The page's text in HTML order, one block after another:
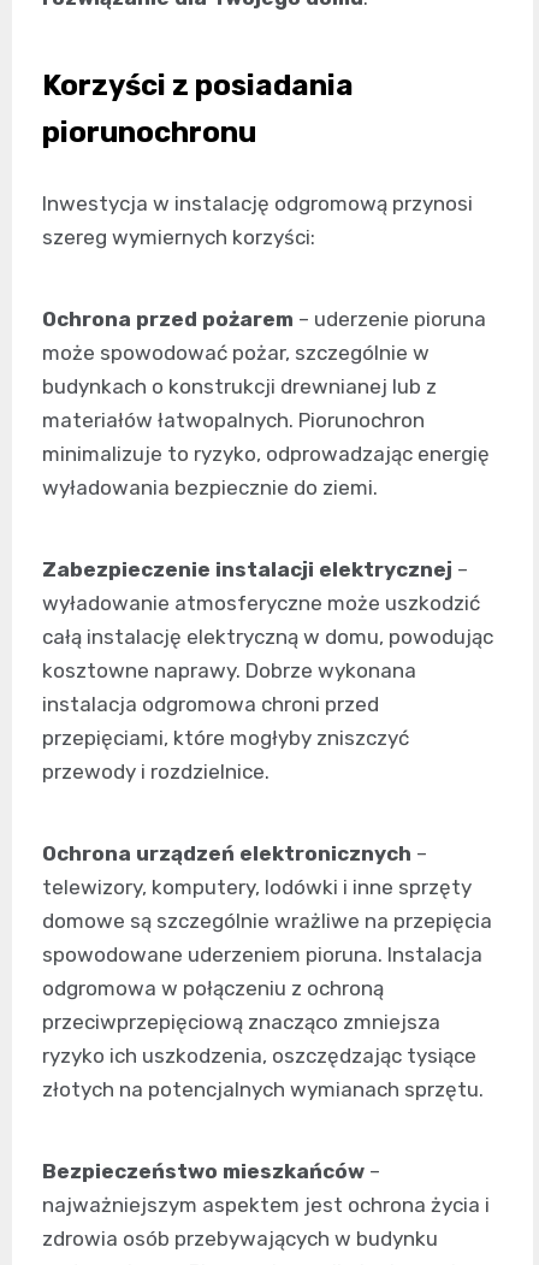
Korzyści z posiadania
piorunochronu
Inwestycja w instalację odgromową przynosi
szereg wymiernych korzyści:
Ochrona przed pożarem – uderzenie pioruna
może spowodować pożar, szczególnie w
budynkach o konstrukcji drewnianej lub z
materiałów łatwopalnych. Piorunochron
minimalizuje to ryzyko, odprowadzając energię
wyładowania bezpiecznie do ziemi.
Zabezpieczenie instalacji elektrycznej –
wyładowanie atmosferyczne może uszkodzić
całą instalację elektryczną w domu, powodując
kosztowne naprawy. Dobrze wykonana
instalacja odgromowa chroni przed
przepięciami, które mogłyby zniszczyć
przewody i rozdzielnice.
Ochrona urządzeń elektronicznych –
telewizory, komputery, lodówki i inne sprzęty
domowe są szczególnie wrażliwe na przepięcia
spowodowane uderzeniem pioruna. Instalacja
odgromowa w połączeniu z ochroną
przeciwprzepięciową znacząco zmniejsza
ryzyko ich uszkodzenia, oszczędzając tysiące
złotych na potencjalnych wymianach sprzętu.
Bezpieczeństwo mieszkańców –
najważniejszym aspektem jest ochrona życia i
zdrowia osób przebywających w budynku